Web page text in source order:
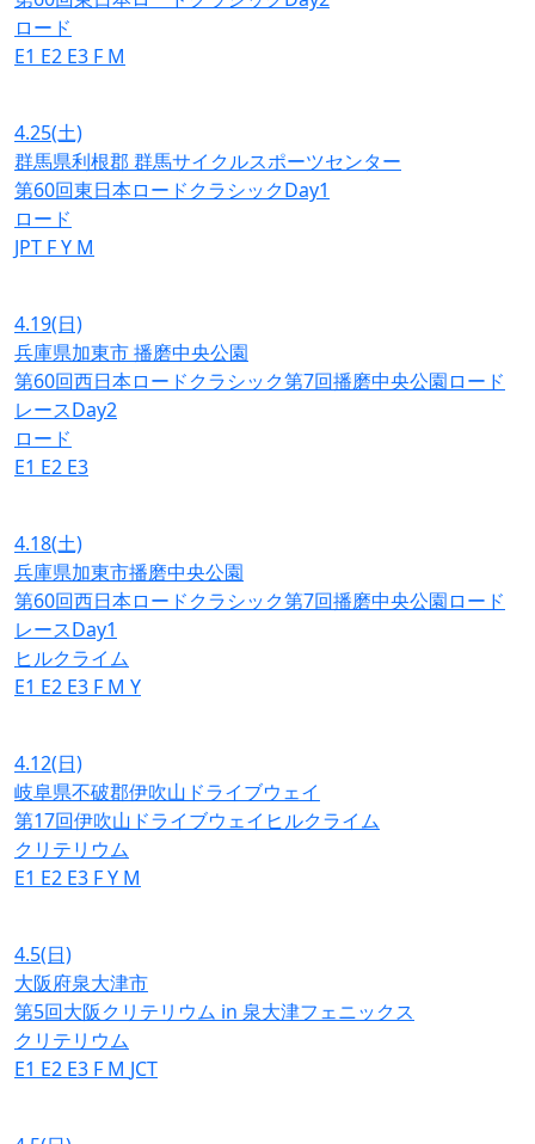
ロード
E1 E2 E3 F M
4.25(土)
群馬県利根郡 群馬サイクルスポーツセンター
第60回東日本ロードクラシックDay1
ロード
JPT FY M
4.19(日)
兵庫県加東市 播磨中央公園
第60回西日本ロードクラシック第7回播磨中央公園ロード
レースDay2
ロード
E1 E2 E3
4.18(土)
兵庫県加東市播磨中央公園
第60回西日本ロードクラシック第7回播磨中央公園ロード
レースDay1
ヒルクライム
E1 E2 E3 F M Y
4.12(日)
岐阜県不破郡伊吹山ドライブウェイ
第17回伊吹山ドライブウェイヒルクライム
クリテリウム
E1 E2 E3 FY M
4.5(日)
大阪府泉大津市
第5回大阪クリテリウム in 泉大津フェニックス
クリテリウム
E1 E2 E3 F M JCT